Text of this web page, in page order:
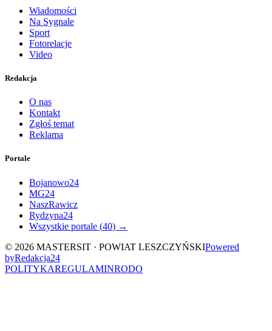
Wiadomości
Na Sygnale
Sport
Fotorelacje
Video
Redakcja
O nas
Kontakt
Zgłoś temat
Reklama
Portale
Bojanowo24
MG24
NaszRawicz
Rydzyna24
Wszystkie portale (40) →
© 2026 MASTERSIT · POWIAT LESZCZYŃSKIPowered
byRedakcja24
POLITYKAREGULAMINRODO